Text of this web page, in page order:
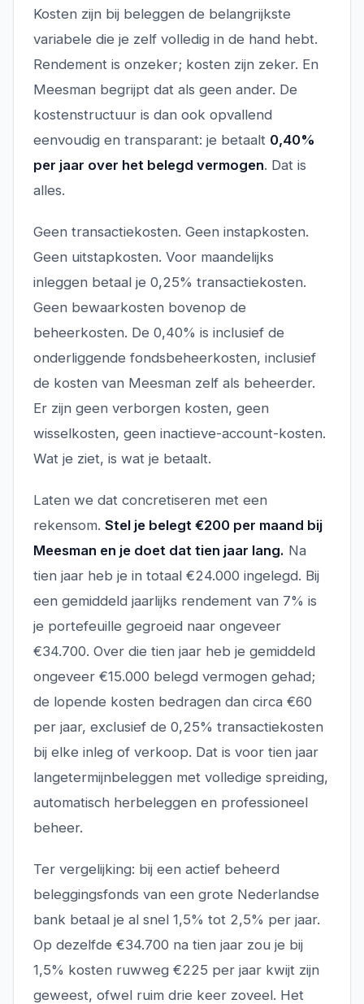
Kosten zijn bij beleggen de belangrijkste
variabele die je zelf volledig in de hand hebt.
Rendement is onzeker; kosten zijn zeker. En
Meesman begrijpt dat als geen ander. De
kostenstructuur is dan ook opvallend
eenvoudig en transparant: je betaalt 0,40%
per jaar over het belegd vermogen. Dat is
alles.
Geen transactiekosten. Geen instapkosten.
Geen uitstapkosten. Voor maandelijks
inleggen betaal je 0,25% transactiekosten.
Geen bewaarkosten bovenop de
beheerkosten. De 0,40% is inclusief de
onderliggende fondsbeheerkosten, inclusief
de kosten van Meesman zelf als beheerder.
Er zijn geen verborgen kosten, geen
wisselkosten, geen inactieve-account-kosten.
Wat je ziet, is wat je betaalt.
Laten we dat concretiseren met een
rekensom. Stel je belegt €200 per maand bij
Meesman en je doet dat tien jaar lang. Na
tien jaar heb je in totaal €24.000 ingelegd. Bij
een gemiddeld jaarlijks rendement van 7% is
je portefeuille gegroeid naar ongeveer
€34.700. Over die tien jaar heb je gemiddeld
ongeveer €15.000 belegd vermogen gehad;
de lopende kosten bedragen dan circa €60
per jaar, exclusief de 0,25% transactiekosten
bij elke inleg of verkoop. Dat is voor tien jaar
langetermijnbeleggen met volledige spreiding,
automatisch herbeleggen en professioneel
beheer.
Ter vergelijking: bij een actief beheerd
beleggingsfonds van een grote Nederlandse
bank betaal je al snel 1,5% tot 2,5% per jaar.
Op dezelfde €34.700 na tien jaar zou je bij
1,5% kosten ruwweg €225 per jaar kwijt zijn
geweest, ofwel ruim drie keer zoveel. Het